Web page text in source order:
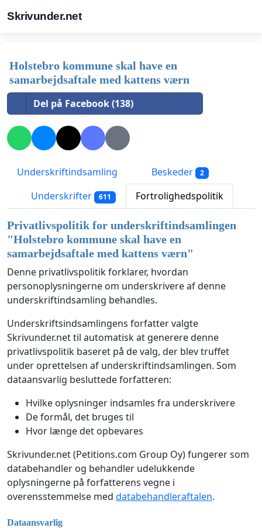
Skrivunder.net
Holstebro kommune skal have en
samarbejdsaftale med kattens værn
Del på Facebook (138)
Underskriftindsamling Beskeder 2
Underskrifter 611 Fortrolighedspolitik
Privatlivspolitik for underskriftindsamlingen
"Holstebro kommune skal have en
samarbejdsaftale med kattens værn"
Denne privatlivspolitik forklarer, hvordan
personoplysningerne om underskrivere af denne
underskriftindsamling behandles.
Underskriftsindsamlingens forfatter valgte
Skrivunder.net til automatisk at generere denne
privatlivspolitik baseret på de valg, der blev truffet
under oprettelsen af underskriftindsamlingen. Som
dataansvarlig besluttede forfatteren:
Hvilke oplysninger indsamles fra underskrivere
De formål, det bruges til
Hvor længe det opbevares
Skrivunder.net (Petitions.com Group Oy) fungerer som
databehandler og behandler udelukkende
oplysningerne på forfatterens vegne i
overensstemmelse med databehandleraftalen.
Dataansvarlig